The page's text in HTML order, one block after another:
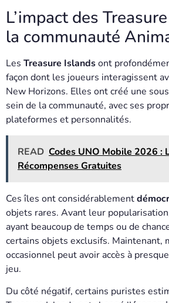
L’impact des
la communauté
Les Treasure Islandsont
façon dont les joueurs interagissent
New Horizons. Elles ont créé une
sein de la communauté, avec ses
plateformes et personnalités.
READ Codes UNO Mobile 2026 :
Récompenses Gratuites
Ces îles ont considérablement
objets rares. Avant leur
ayant beaucoup de temps ou de
certains objets exclusifs. Maintenant,
occasionnel peut avoir accès à
jeu.
Du côté négatif, certains puristes